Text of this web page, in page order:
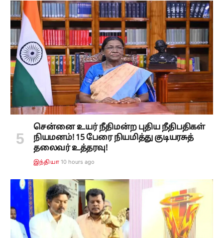
சென்னை உயர் நீதிமன்ற புதிய நீதிபதிகள்
நியமனம்! 15 பேரை நியமித்து குடியரசுத்
தலைவர் உத்தரவு!
இந்தியா 10 hours ago